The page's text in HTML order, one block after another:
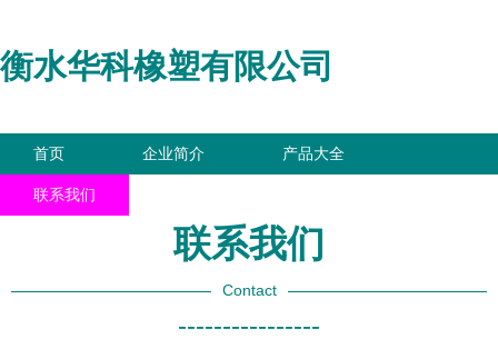
衡水华科橡塑有限公司
首页 企业简介 产品大全
联系我们
联系我们
Contact
----------------